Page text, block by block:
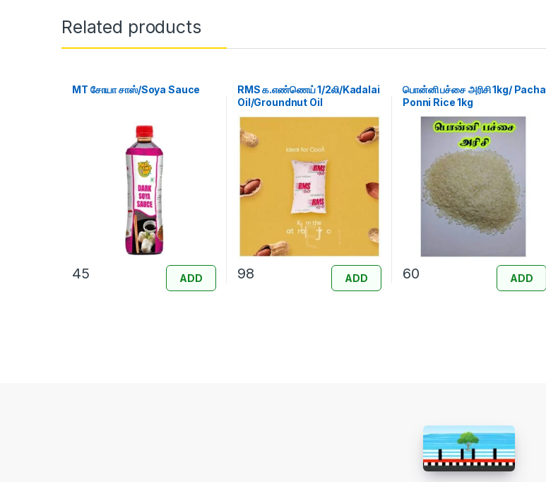
Related products
MT சோயா சாஸ்/Soya Sauce
45 ADD
RMS க.எண்ணெய் 1/2லி/Kadalai
Oil/Groundnut Oil
98 ADD
பொன்னி பச்சை அரிசி 1kg/ Pacha
Ponni Rice 1kg
60 ADD